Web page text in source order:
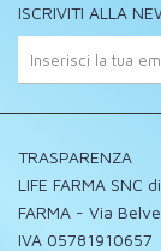
ISCRIVITI ALLA
TRASPARENZA
LIFE FARMA SNC
FARMA - Via
IVA 05781910657